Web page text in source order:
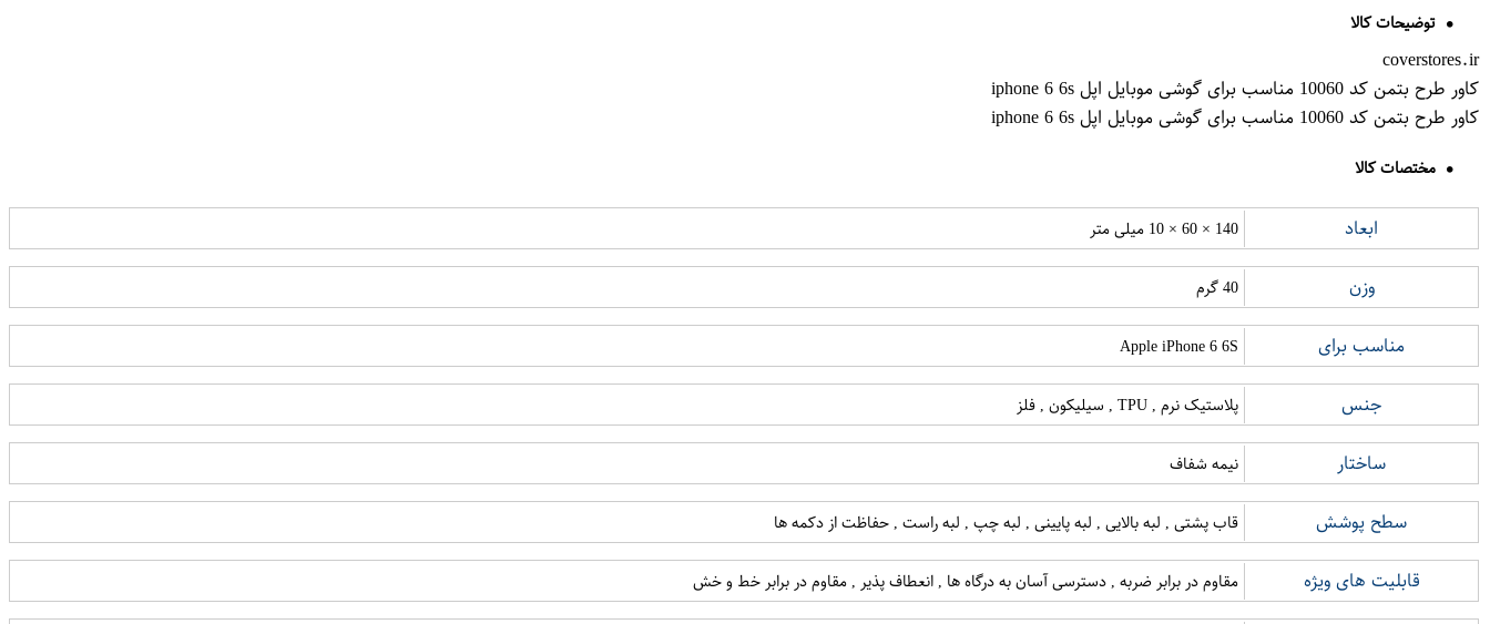
توضیحات کالا
coverstores.ir
کاور طرح بتمن کد 10060 مناسب برای گوشی موبایل اپل iphone 6 6s
کاور طرح بتمن کد 10060 مناسب برای گوشی موبایل اپل iphone 6 6s
مختصات کالا
ابعاد 140 × 60 × 10 میلی متر
وزن 40 گرم
مناسب برای Apple iPhone 6 6S
جنس پلاستیک نرم , TPU , سیلیکون , فلز
ساختار نیمه شفاف
سطح پوشش قاب پشتی , لبه بالایی , لبه پایینی , لبه چپ , لبه راست , حفاظت از دکمه ها
قابلیت های ویژه مقاوم در برابر ضربه , دسترسی آسان به درگاه ها , انعطاف پذیر , مقاوم در برابر خط و خش